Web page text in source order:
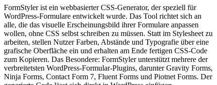
FormStyler ist ein webbasierter CSS-Generator, der speziell für
WordPress-Formulare entwickelt wurde. Das Tool richtet sich an
alle, die das visuelle Erscheinungsbild ihrer Formulare anpassen
wollen, ohne CSS selbst schreiben zu müssen. Statt im Stylesheet zu
arbeiten, stellen Nutzer Farben, Abstände und Typografie über eine
grafische Oberfläche ein und erhalten am Ende fertigen CSS-Code
zum Kopieren. Das Besondere: FormStyler unterstützt mehrere der
verbreitetsten WordPress-Formular-Plugins, darunter Gravity Forms,
Ninja Forms, Contact Form 7, Fluent Forms und Piotnet Forms. Der